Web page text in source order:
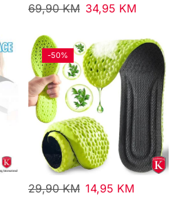
69,90KM 34,95 KM
-50%
29,90KM 14,95 KM